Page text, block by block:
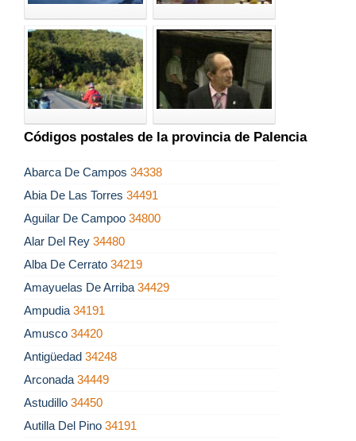
Códigos postales de la provincia de Palencia
Abarca De Campos 34338
Abia De Las Torres 34491
Aguilar De Campoo 34800
Alar Del Rey 34480
Alba De Cerrato 34219
Amayuelas De Arriba 34429
Ampudia 34191
Amusco 34420
Antigüedad 34248
Arconada 34449
Astudillo 34450
Autilla Del Pino 34191